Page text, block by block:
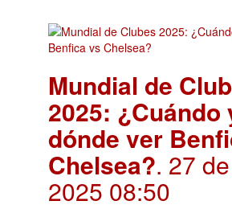
Mundial de
2025: ¿Cuándo
dónde ver
Chelsea?. 27
2025 08:50